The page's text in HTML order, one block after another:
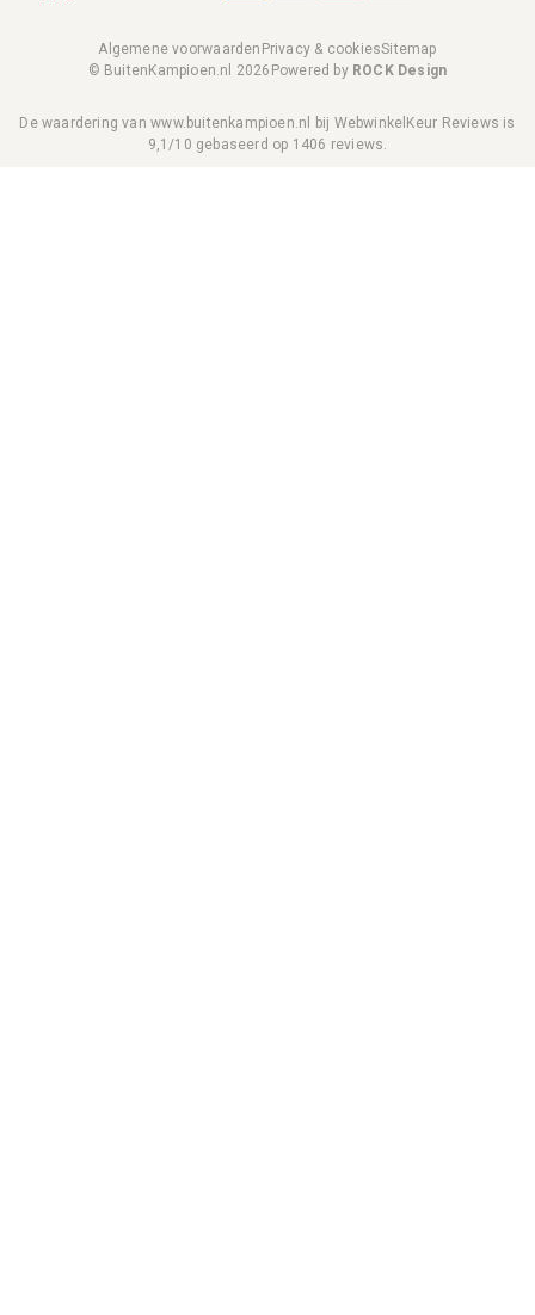
Algemene voorwaarden Privacy & cookiesSitemap
© BuitenKampioen.nl 2026 Powered by ROCK Design
De waardering van www.buitenkampioen.nl bij WebwinkelKeur Reviews is
9,1/10 gebaseerd op 1406 reviews.